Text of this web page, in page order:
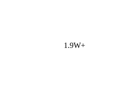
1.9W+